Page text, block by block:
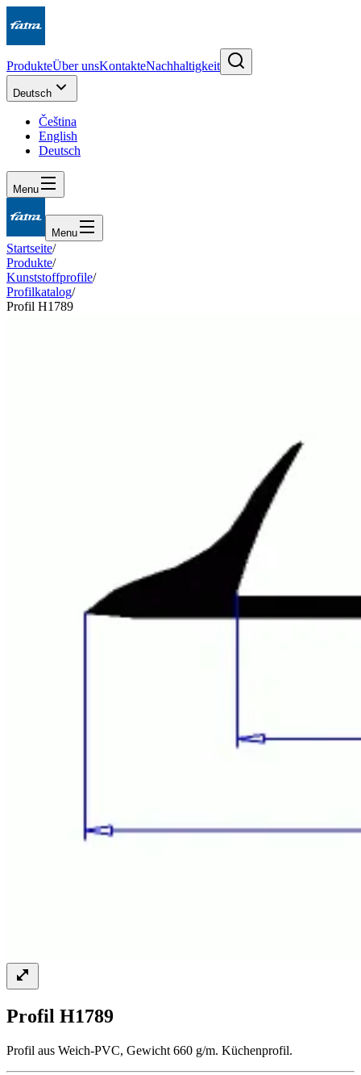
ProdukteÜber unsKontakteNachhaltigkeit
Deutsch
Čeština
English
Deutsch
Menu
Menu
Startseite/
Produkte/
Kunststoffprofile/
Profilkatalog/
Profil H1789
Profil H1789
Profil aus Weich-PVC, Gewicht 660 g/m. Küchenprofil.